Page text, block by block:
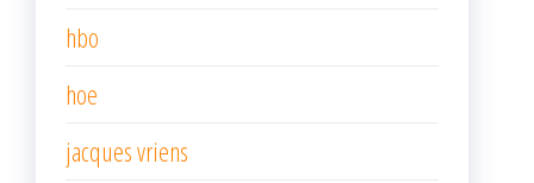
hbo
hoe
jacques vriens